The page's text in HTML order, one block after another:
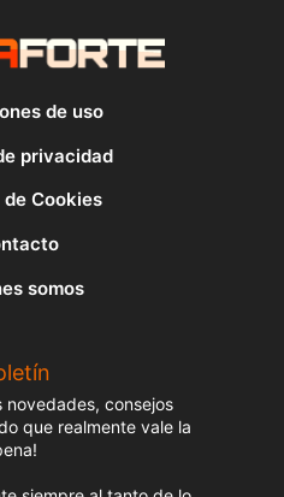
de uso
privacidad
Cookies
somos
novedades, consejos
que realmente vale la